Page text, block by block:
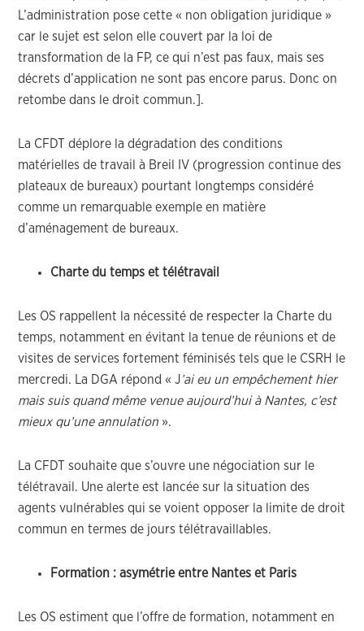
L’administration pose cette « non obligation juridique »
car le sujet est selon elle couvert par la loi de
transformation de la FP, ce qui n’est pas faux, mais ses
décrets d’application ne sont pas encore parus. Donc on
retombe dans le droit commun.].
La CFDT déplore la dégradation des conditions
matérielles de travail à Breil IV (progression continue des
plateaux de bureaux) pourtant longtemps considéré
comme un remarquable exemple en matière
d’aménagement de bureaux.
Charte du temps et télétravail
Les OS rappellent la nécessité de respecter la Charte du
temps, notamment en évitant la tenue de réunions et de
visites de services fortement féminisés tels que le CSRH le
mercredi. La DGA répond « J’ai eu un empêchement hier
mais suis quand même venue aujourd’hui à Nantes, c’est
mieux qu’une annulation ».
La CFDT souhaite que s’ouvre une négociation sur le
télétravail. Une alerte est lancée sur la situation des
agents vulnérables qui se voient opposer la limite de droit
commun en termes de jours télétravaillables.
Formation : asymétrie entre Nantes et Paris
Les OS estiment que l’offre de formation, notamment en